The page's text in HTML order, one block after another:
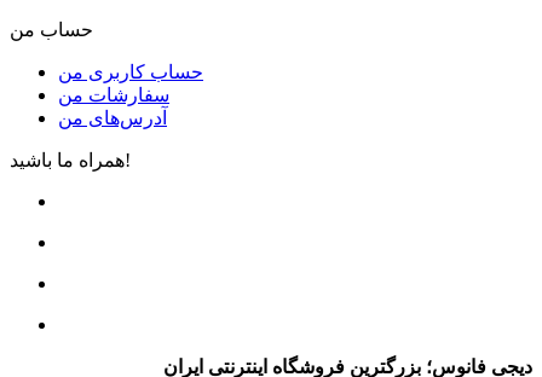
حساب من
حساب کاربری من
سفارشات من
آدرس‌های من
همراه ما باشید!
دیجی فانوس؛ بزرگترین فروشگاه اینترنتی ایران